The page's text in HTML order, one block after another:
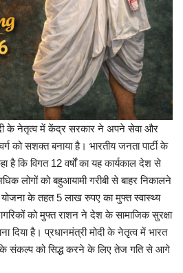
के नेतृत्व में केंद्र सरकार ने अपने सेवा और
को सशक्त बनाया है। भारतीय जनता पार्टी के
है कि विगत 12 वर्षों का यह कार्यकाल देश से
लोगों को बहुआयामी गरीबी से बाहर निकालने
योजना के तहत 5 लाख रुपए का मुफ्त स्वास्थ्य
को मुफ्त राशन ने देश के सामाजिक सुरक्षा
दिया है। प्रधानमंत्री मोदी के नेतृत्व में भारत
संकल्प को सिद्ध करने के लिए तेज गति से आगे